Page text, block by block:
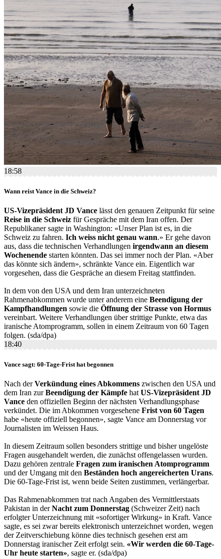
18:58
Wann reist Vance in die Schweiz?
US-Vizepräsident JD Vance lässt den genauen Zeitpunkt für seine
Reise in die Schweiz für Gespräche mit dem Iran offen. Der
Republikaner sagte in Washington: «Unser Plan ist es, in die
Schweiz zu fahren. Ich weiss nicht genau wann.» Er gehe davon
aus, dass die technischen Verhandlungen irgendwann an diesem
Wochenende starten könnten. Das sei immer noch der Plan. «Aber
das könnte sich ändern», schränkte Vance ein. Eigentlich war
vorgesehen, dass die Gespräche an diesem Freitag stattfinden.
In dem von den USA und dem Iran unterzeichneten
Rahmenabkommen wurde unter anderem eine Beendigung der
Kampfhandlungen sowie die Öffnung der Strasse von Hormus
vereinbart. Weitere Verhandlungen über strittige Punkte, etwa das
iranische Atomprogramm, sollen in einem Zeitraum von 60 Tagen
folgen. (sda/dpa)
18:40
Vance sagt: 60-Tage-Frist hat begonnen
Nach derVerkündung eines Abkommens zwischen den USA und
dem Iran zurBeendigung der Kämpfe hat US-Vizepräsident JD
Vance den offiziellen Beginn der nächsten Verhandlungsphase
verkündet. Die im Abkommen vorgesehene Frist von 60 Tagen
habe «heute offiziell begonnen», sagte Vance am Donnerstag vor
Journalisten im Weissen Haus.
In diesem Zeitraum sollen besonders strittige und bisher ungelöste
Fragen ausgehandelt werden, die zunächst offengelassen wurden.
Dazu gehören zentrale Fragen zum iranischen Atomprogramm
und der Umgang mit den Beständen hoch angereicherten Urans.
Die 60-Tage-Frist ist, wenn beide Seiten zustimmen, verlängerbar.
Das Rahmenabkommen trat nach Angaben des Vermittlerstaats
Pakistan in derNacht zum Donnerstag (Schweizer Zeit) nach
erfolgter Unterzeichnung mit «sofortiger Wirkung» in Kraft. Vance
sagte, es sei zwar bereits elektronisch unterzeichnet worden, wegen
der Zeitverschiebung könne dies technisch gesehen erst am
Donnerstag iranischer Zeit erfolgt sein. «Wir werden die 60-Tage-
Uhr heute starten», sagte er. (sda/dpa)